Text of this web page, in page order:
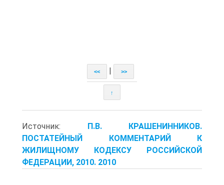
<< >>
↑
Источник: П.В. КРАШЕНИННИКОВ.
ПОСТАТЕЙНЫЙ КОММЕНТАРИЙ К
ЖИЛИЩНОМУ КОДЕКСУ РОССИЙСКОЙ
ФЕДЕРАЦИИ, 2010. 2010